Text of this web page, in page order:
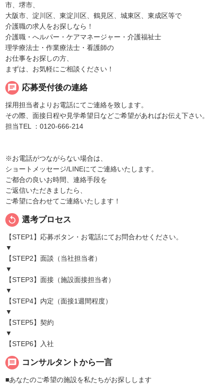
市、堺市、
大阪市、淀川区、東淀川区、鶴見区、城東区、東成区等で
介護職の求人をお探しなら！
介護職・へルパー・ケアマネージャー・介護福祉士
理学療法士・作業療法士・看護師の
お仕事をお探しの方、
まずは、お気軽にご相談ください！
chat 応募受付後の連絡
採用担当者よりお電話にてご連絡を致します。
その際、面接日程や見学希望日などご希望があればお伝え下さい。
担当TEL ：0120-666-214
※お電話がつながらない場合は、
ショートメッセージ/LINEにてご連絡いたします。
ご都合の良いお時間、連絡手段を
ご返信いただきましたら、
ご希望に合わせてご連絡いたします！
replay 選考プロセス
【STEP1】応募ボタン・お電話にてお問合わせください。
▼
【STEP2】面談（当社担当者）
▼
【STEP3】面接（施設面接担当者）
▼
【STEP4】内定（面接1週間程度）
▼
【STEP5】契約
▼
【STEP6】入社
message コンサルタントから一言
■あなたのご希望の施設を私たちがお探しします